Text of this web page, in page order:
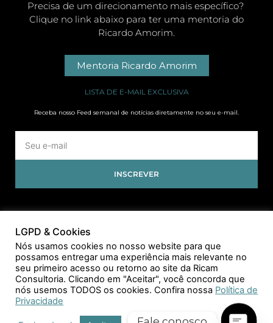
Precisa de um direcionamento mais específico?
Clique no link abaixo para ter uma mentoria do
Ricardo Amorim.
Mentoria Ricardo Amorim
LISTA DE E-MAIL EXCLUSIVA
Receba nosso Feed semanal de notícias diretamente no seu e-mail.
INSCREVER
LGPD & Cookies
Nós usamos cookies no nosso website para que
possamos entregar uma experiência mais relevante no
seu primeiro acesso ou retorno ao site da Ricam
Consultoria. Clicando em "Aceitar", você concorda que
nós usemos TODOS os cookies. Confira nossa Política de
Privacidade